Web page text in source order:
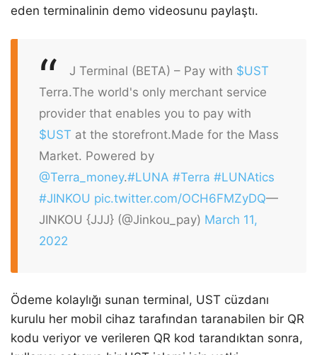
eden terminalinin demo videosunu paylaştı.
J Terminal (BETA) – Pay with $UST
Terra.The world's only merchant service
provider that enables you to pay with
$UST at the storefront.Made for the Mass
Market. Powered by
@Terra_money.#LUNA #Terra #LUNAtics
#JINKOU pic.twitter.com/OCH6FMZyDQ—
JINKOU {JJJ} (@Jinkou_pay) March 11,
2022
Ödeme kolaylığı sunan terminal, UST cüzdanı
kurulu her mobil cihaz tarafından taranabilen bir QR
kodu veriyor ve verileren QR kod tarandıktan sonra,